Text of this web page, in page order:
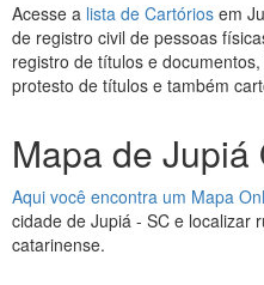
Acesse a lista de Cartórios em
de registro civil de pessoas
registro de títulos e
protesto de títulos e também
Mapa de Jupiá
Aqui você encontra um Mapa
cidade de Jupiá - SC e localizar
catarinense.